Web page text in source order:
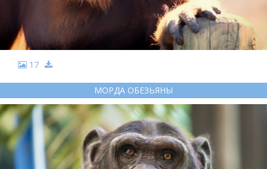
17
МОРДА ОБЕЗЬЯНЫ